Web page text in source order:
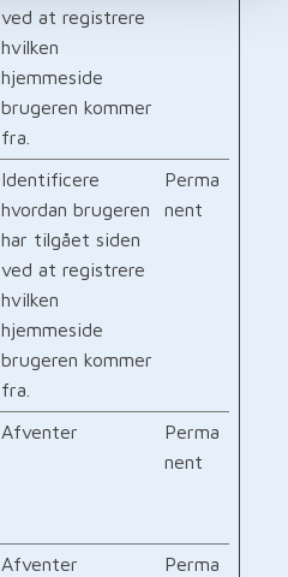
ved at registrere
hvilken
hjemmeside
brugeren kommer
fra.
Identificere
hvordan brugeren
har tilgået siden
ved at registrere
hvilken
hjemmeside
brugeren kommer
fra.
Perma
nent
Afventer
Perma
nent
Afventer
Perma